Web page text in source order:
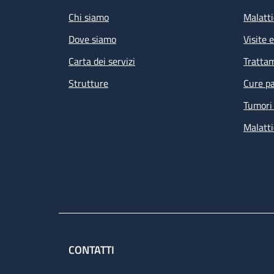
Chi siamo
Dove siamo
Carta dei servizi
Strutture
Visite
Cure
CONTATTI